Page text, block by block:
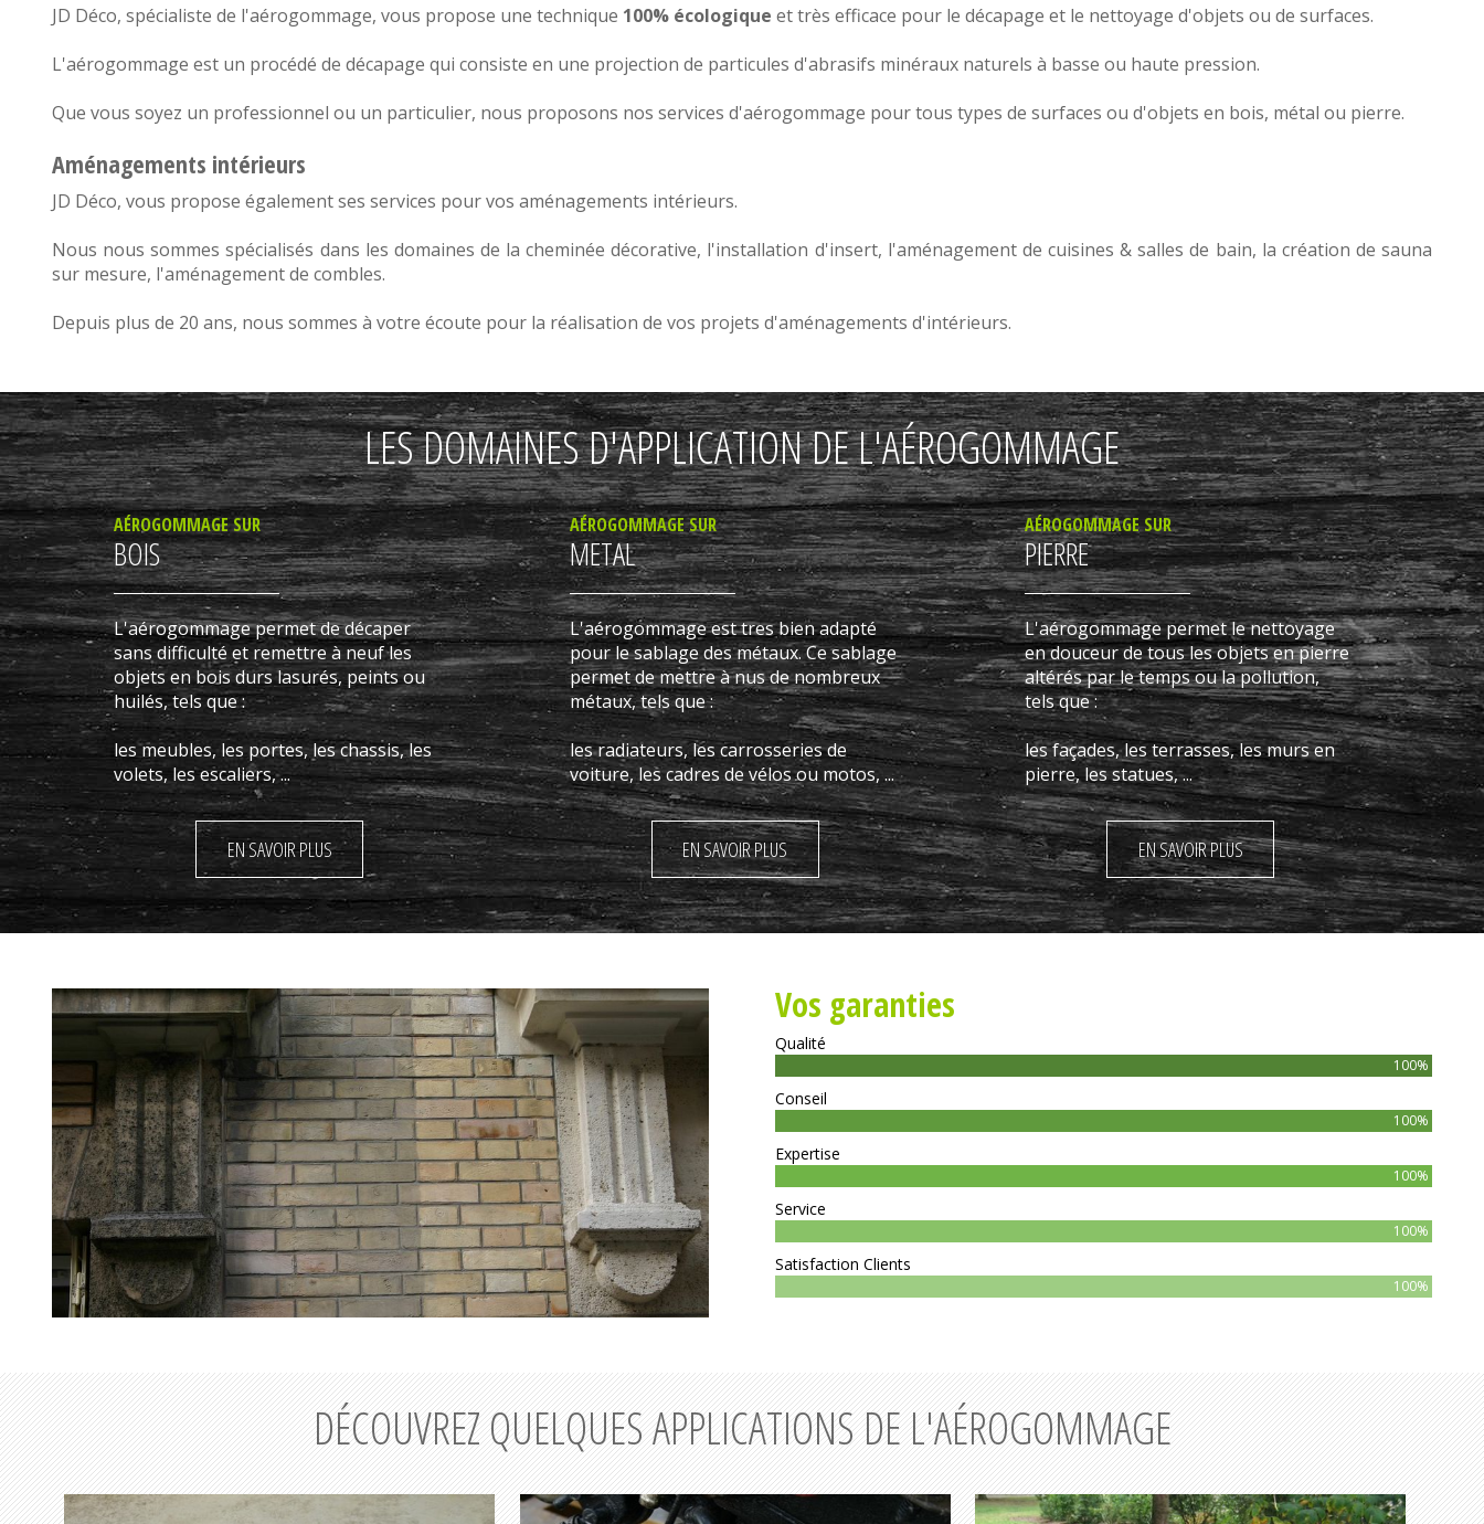
JD Déco, spécialiste de l'aérogommage, vous propose une technique 100% écologique et très efficace pour le décapage et le nettoyage d'objets ou de surfaces.
L'aérogommage est un procédé de décapage qui consiste en une projection de particules d'abrasifs minéraux naturels à basse ou haute pression.
Que vous soyez un professionnel ou un particulier, nous proposons nos services d'aérogommage pour tous types de surfaces ou d'objets en bois, métal ou pierre.
Aménagements intérieurs
JD Déco, vous propose également ses services pour vos aménagements intérieurs.
Nous nous sommes spécialisés dans les domaines de lacheminée décorative, l'installation d'insert, l'aménagement decuisines &salles de bain, la création de sauna
sur mesure, l'aménagement de combles.
Depuis plus de 20 ans, nous sommes à votre écoute pour la réalisation de vos projets d'aménagements d'intérieurs.
LES DOMAINES D'APPLICATION DE L'AÉROGOMMAGE
AÉROGOMMAGE SUR
BOIS
L'aérogommage permet de décaper
sans difficulté et remettre à neuf les
objets en bois durs lasurés, peints ou
huilés, tels que :
les meubles, les portes, les chassis, les
volets, les escaliers, ...
EN SAVOIR PLUS
AÉROGOMMAGE SUR
METAL
L'aérogommage est tres bien adapté
pour le sablage des métaux. Ce sablage
permet de mettre à nus de nombreux
métaux, tels que :
les radiateurs, les carrosseries de
voiture, les cadres de vélos ou motos, ...
EN SAVOIR PLUS
AÉROGOMMAGE SUR
PIERRE
L'aérogommage permet le nettoyage
en douceur de tous les objets en pierre
altérés par le temps ou la pollution,
tels que :
les façades, les terrasses, les murs en
pierre, les statues, ...
EN SAVOIR PLUS
Vos garanties
Qualité
100%
Conseil
100%
Expertise
100%
Service
100%
Satisfaction Clients
100%
DÉCOUVREZ QUELQUES APPLICATIONS DE L'AÉROGOMMAGE